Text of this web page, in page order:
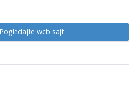
Pogledajte web sajt